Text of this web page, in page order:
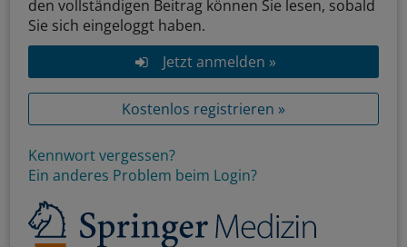
den vollständigen Beitrag können Sie lesen, sobald
Sie sich eingeloggt haben.
Jetzt anmelden »
Kostenlos registrieren »
Kennwort vergessen?
Ein anderes Problem beim Login?